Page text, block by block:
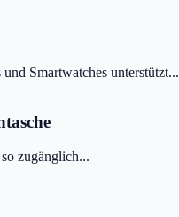
Smartwatches unterstützt...
zugänglich...